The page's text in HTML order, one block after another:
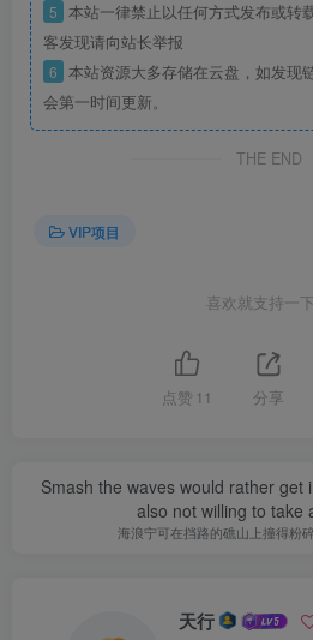
5 本站一律禁止以任何方式发布或转
客发现请向站长举报
6 本站资源大多存储在云盘，如发现
会第一时间更新。
THE END
VIP项目
喜欢就支持一
点赞 11 分享
Smash the waves would rather get
also not willing to take
海浪宁可在挡路的礁山上撞得粉
天行